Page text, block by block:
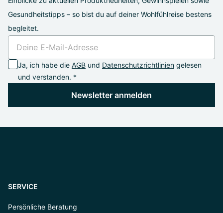
Gesundheitstipps – so bist du auf deiner Wohlfühlreise bestens
begleitet.
Ja, ich habe die AGB und Datenschutzrichtlinien gelesen
und verstanden. *
Newsletter anmelden
SERVICE
Persönliche Beratung